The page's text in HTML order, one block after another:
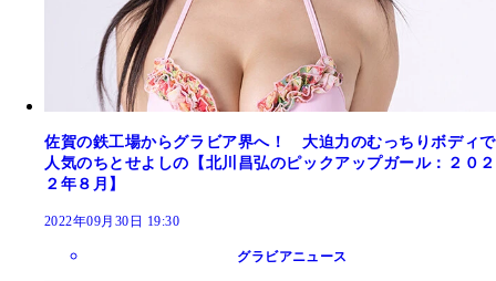
佐賀の鉄工場からグラビア界へ！ 大迫力のむっちりボディで
人気のちとせよしの【北川昌弘のピックアップガール：２０２
２年８月】
2022年09月30日 19:30
グラビアニュース